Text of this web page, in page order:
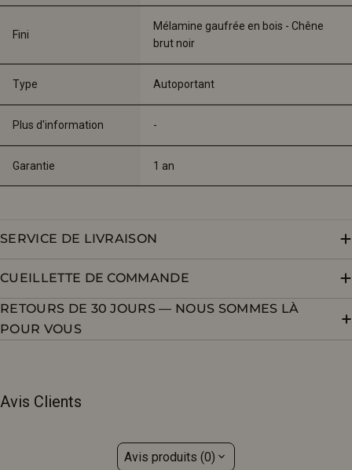
Fini
Mélamine gaufrée en bois - Chêne
brut noir
Type Autoportant
Plus d'information -
Garantie 1 an
SERVICE DE LIVRAISON
CUEILLETTE DE COMMANDE
RETOURS DE 30 JOURS — NOUS SOMMES LÀ
POUR VOUS
Avis Clients
Avis produits (0)